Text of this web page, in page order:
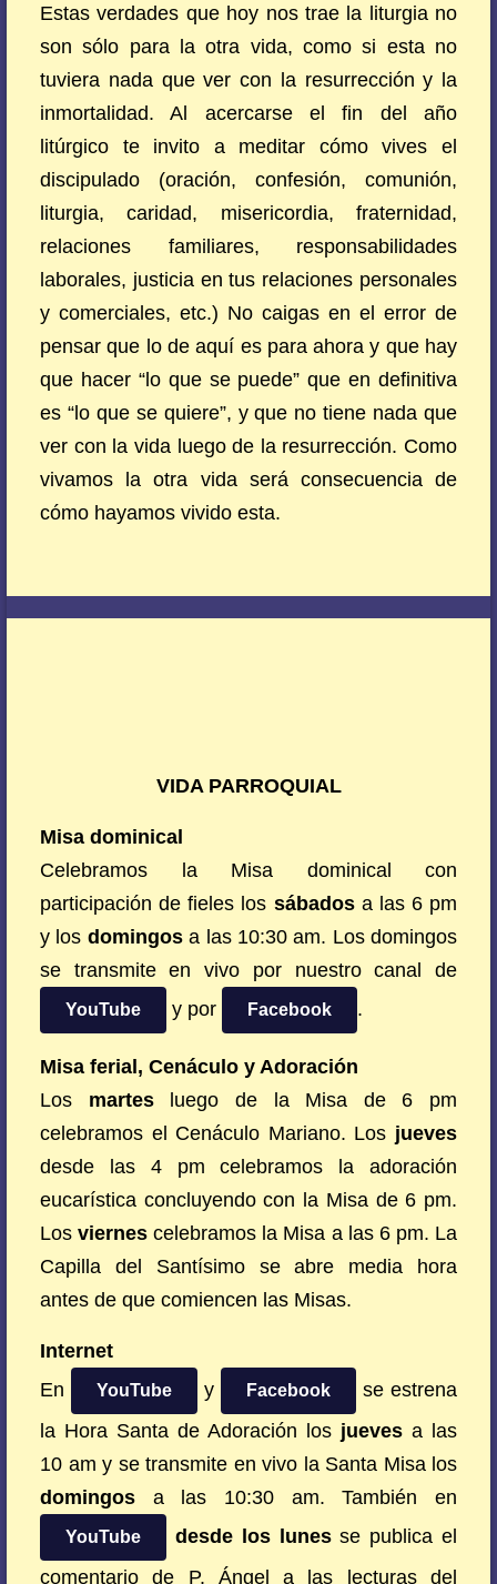
Estas verdades que hoy nos trae la liturgia no
son sólo para la otra vida, como si esta no
tuviera nada que ver con la resurrección y la
inmortalidad. Al acercarse el fin del año
litúrgico te invito a meditar cómo vives el
discipulado (oración, confesión, comunión,
liturgia, caridad, misericordia, fraternidad,
relaciones familiares, responsabilidades
laborales, justicia en tus relaciones personales
y comerciales, etc.) No caigas en el error de
pensar que lo de aquí es para ahora y que hay
que hacer “lo que se puede” que en definitiva
es “lo que se quiere”, y que no tiene nada que
ver con la vida luego de la resurrección. Como
vivamos la otra vida será consecuencia de
cómo hayamos vivido esta.
VIDA PARROQUIAL
Misa dominical
Celebramos la Misa dominical con
participación de fieles los sábadosa las 6 pm
y los domingosa las 10:30 am. Los domingos
se transmite en vivo por nuestro canal de
YouTube y por Facebook .
Misa ferial, Cenáculo y Adoración
Los martesluego de la Misa de 6 pm
celebramos el Cenáculo Mariano. Los jueves
desde las 4 pm celebramos la adoración
eucarística concluyendo con la Misa de 6 pm.
Losviernes celebramos la Misa a las 6 pm. La
Capilla del Santísimo se abre media hora
antes de que comiencen las Misas.
Internet
En
YouTube y Facebook
se estrena
la Hora Santa de Adoración los jueves a las
10 am y se transmite en vivo la Santa Misa los
domingos a las 10:30 am. También en
YouTube desde los lunesse publica el
comentario de P. Ángel a las lecturas del